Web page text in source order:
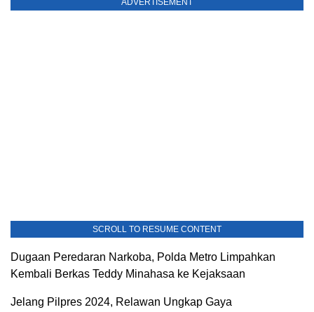
ADVERTISEMENT
SCROLL TO RESUME CONTENT
Dugaan Peredaran Narkoba, Polda Metro Limpahkan
Kembali Berkas Teddy Minahasa ke Kejaksaan
Jelang Pilpres 2024, Relawan Ungkap Gaya